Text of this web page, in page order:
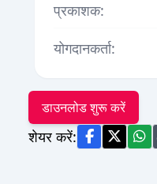
प्रकाशक:
योगदानकर्ता:
डाउनलोड शुरू करें
शेयर करें: